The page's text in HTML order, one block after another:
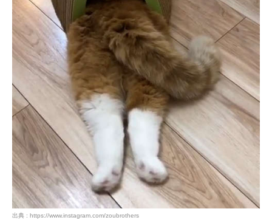
出典 : https://www.instagram.com/zoubrothers